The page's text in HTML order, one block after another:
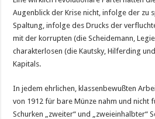
Augenblick der Krise nicht, infolge der zu
Spaltung, infolge des Drucks der
mit der korrupten (die Scheidemann,
charakterlosen (die Kautsky, Hilferding
Kapitals.
In jedem ehrlichen, klassenbewußten
von 1912 für bare Münze nahm und nicht
Schurken „zweiter“ und „zweieinhalbter“